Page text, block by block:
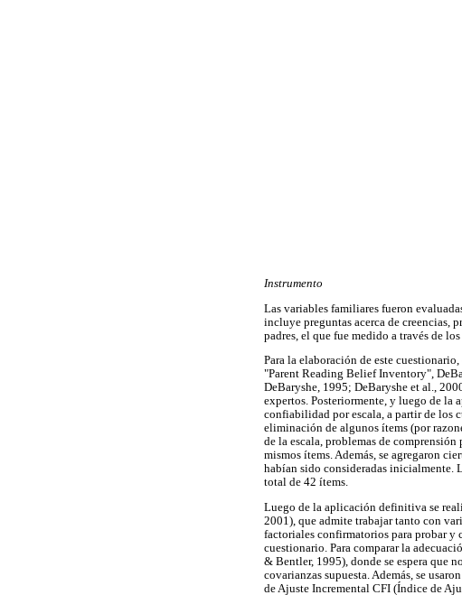
Instrumento
Las variables familiares fueron
incluye preguntas acerca de creencias,
padres, el que fue medido a través de
Para la elaboración de este
"Parent Reading Belief Inventory",
DeBaryshe, 1995; DeBaryshe et al.,
expertos. Posteriormente, y luego de la
confiabilidad por escala, a partir de los
eliminación de algunos ítems (por
de la escala, problemas de
mismos ítems. Además, se agregaron
habían sido consideradas inicialmente.
total de 42 ítems.
Luego de la aplicación definitiva se
2001), que admite trabajar tanto con
factoriales confirmatorios para probar y
cuestionario. Para comparar la
& Bentler, 1995), donde se espera que
covarianzas supuesta. Además, se
de Ajuste Incremental CFI (Índice de